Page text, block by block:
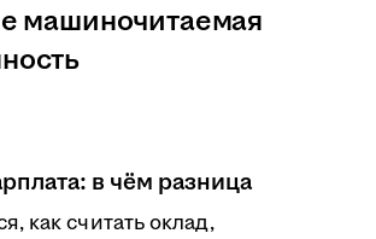
в чём разница
как считать оклад,
машиночитаемая